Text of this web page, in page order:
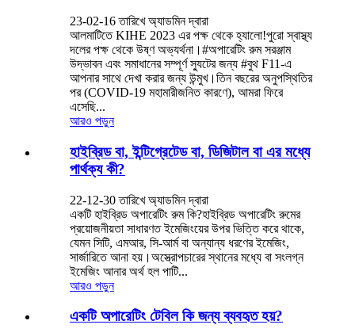
23-02-16 তারিখে অ্যাডমিন দ্বারা
আলমাটিতে KIHE 2023 এর পক্ষ থেকে হ্যালো!পুরো স্বাস্থ্য
দলের পক্ষ থেকে উষ্ণ অভ্যর্থনা।#অপারেটিং রুম সরঞ্জাম
উদ্ভাবন এবং সমাধানের সম্পূর্ণ স্যুটের জন্য #বুথ F11-এ
আপনার সাথে দেখা করার জন্য উন্মুখ।তিন বছরের অনুপস্থিতির
পর (COVID-19 মহামারীজনিত কারণে), আমরা ফিরে
এসেছি...
আরও পড়ুন
হাইব্রিড বা, ইন্টিগ্রেটেড বা, ডিজিটাল বা এর মধ্যে
পার্থক্য কী?
22-12-30 তারিখে অ্যাডমিন দ্বারা
একটি হাইব্রিড অপারেটিং রুম কি?হাইব্রিড অপারেটিং রুমের
প্রয়োজনীয়তা সাধারণত ইমেজিংয়ের উপর ভিত্তি করে থাকে,
যেমন সিটি, এমআর, সি-আর্ম বা অন্যান্য ধরণের ইমেজিং,
সার্জারিতে আনা হয়।অস্ত্রোপচারের স্থানের মধ্যে বা সংলগ্ন
ইমেজিং আনার অর্থ হল পাটি...
আরও পড়ুন
একটি অপারেটিং টেবিল কি জন্য ব্যবহৃত হয়?